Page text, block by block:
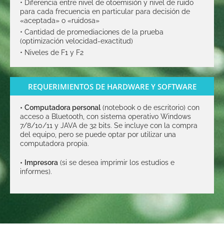
• Diferencia entre nivel de otoemisión y nivel de ruido
para cada frecuencia en particular para decisión de
«aceptada» o «ruidosa»
• Cantidad de promediaciones de la prueba
(optimización velocidad-exactitud)
• Niveles de F1 y F2
REQUERIMIENTOS DE HARDWARE Y SOFTWARE
• Computadora personal (notebook o de escritorio) con
acceso a Bluetooth, con sistema operativo Windows
7/8/10/11 y JAVA de 32 bits. Se incluye con la compra
del equipo, pero se puede optar por utilizar una
computadora propia.
• Impresora (si se desea imprimir los estudios e
informes).